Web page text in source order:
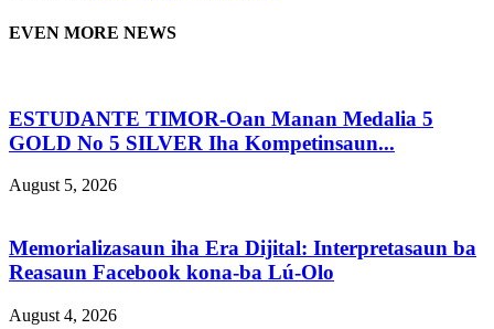
EVEN MORE NEWS
ESTUDANTE TIMOR-Oan Manan Medalia 5
GOLD No 5 SILVER Iha Kompetinsaun...
August 5, 2026
Memorializasaun iha Era Dijital: Interpretasaun ba
Reasaun Facebook kona-ba Lú-Olo
August 4, 2026